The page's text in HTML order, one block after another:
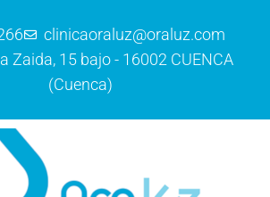
clinicaoraluz@oraluz.com
Zaida, 15 bajo - 16002 CUENCA
(Cuenca)